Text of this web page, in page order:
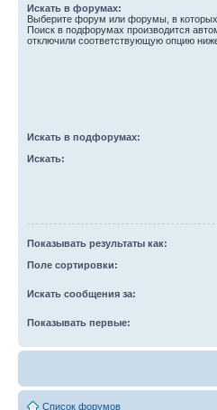
Искать в форумах:
Выберите форум или форумы, в которых
Поиск в подфорумах производится
отключили соответствующую опцию
Искать в подфорумах:
Искать:
Показывать результаты как:
Поле сортировки:
Искать сообщения за:
Показывать первые:
Список форумов